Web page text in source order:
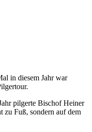
in diesem Jahr war
pilgerte Bischof Heiner
zu Fuß, sondern auf dem